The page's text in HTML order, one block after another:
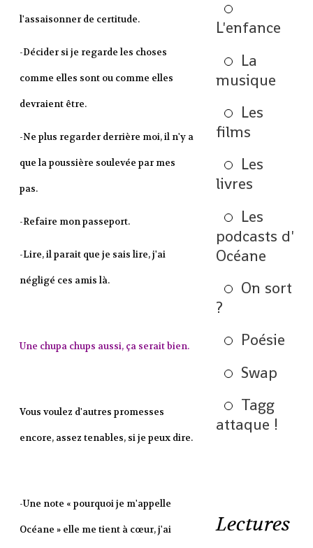
l'assaisonner de certitude.
-Décider si je regarde les choses
comme elles sont ou comme elles
devraient être.
-Ne plus regarder derrière moi, il n'y a
que la poussière soulevée par mes
pas.
-Refaire mon passeport.
-Lire, il parait que je sais lire, j'ai
négligé ces amis là.
Une chupa chups aussi, ça serait bien.
Vous voulez d'autres promesses
encore, assez tenables, si je peux dire.
-Une note « pourquoi je m'appelle
Océane » elle me tient à cœur, j'ai
L'enfance
La
musique
Les
films
Les
livres
Les
podcasts d'
Océane
On sort
?
Poésie
Swap
Tagg
attaque !
Lectures